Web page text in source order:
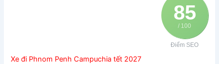
85
/ 100
Điểm SEO
Xe đi Phnom Penh Campuchia tết 2027